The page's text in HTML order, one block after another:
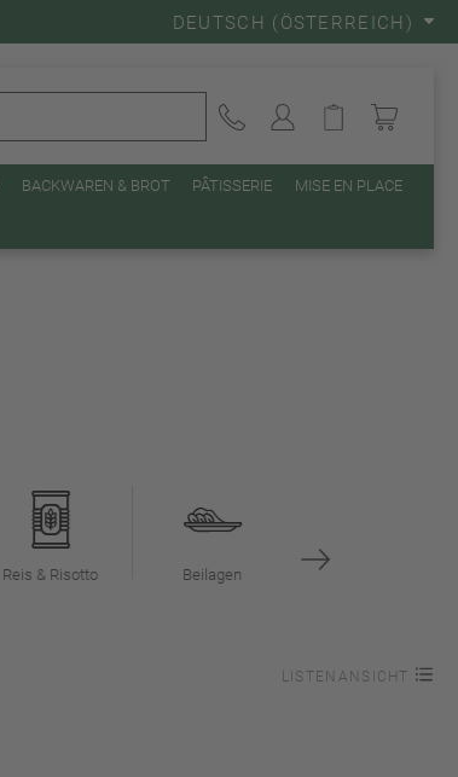
DEUTSCH (ÖSTERREICH)
BACKWAREN & BROT PÂTISSERIE MISE EN PLACE
Reis & Risotto Beilagen
LISTENANSICHT